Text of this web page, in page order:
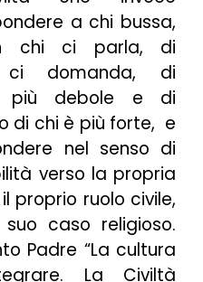
a chi bussa,
chi ci parla, di
domanda, di
più debole e di
di chi è più forte, e
nel senso di
verso la propria
proprio ruolo civile,
caso religioso.
Padre “La cultura
La Civiltà